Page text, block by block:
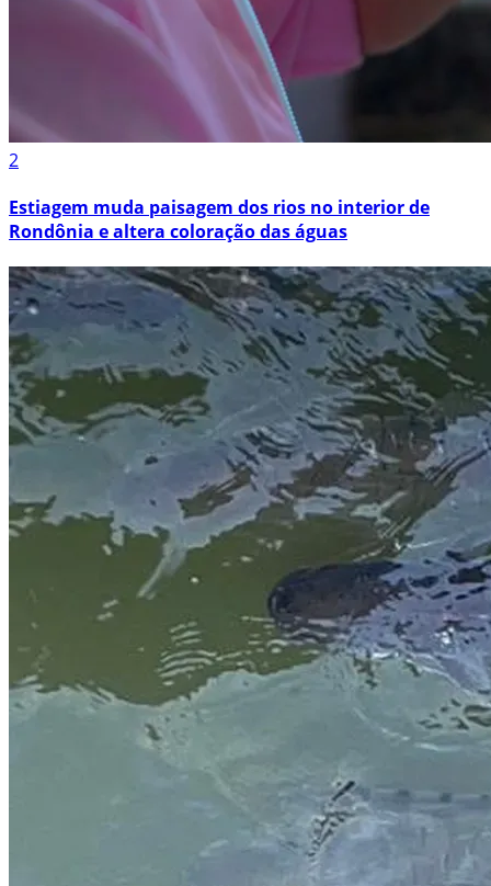
2
Estiagem muda paisagem dos rios no interior de
Rondônia e altera coloração das águas